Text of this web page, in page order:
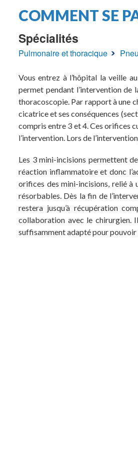
d'Ariane
COMMENT SE
Spécialités
Pulmonaire et thoracique
Vous entrez à l’hôpital la veille
permet pendant l’intervention de
thoracoscopie. Par rapport à une
cicatrice et ses conséquences
compris entre 3 et 4. Ces orifices
l’intervention. Lors de
Les 3 mini-incisions permettent
réaction inflammatoire et donc
orifices des mini-incisions, relié à
résorbables. Dès la fin de
restera jusqu’à récupération
collaboration avec le chirurgien.
suffisamment adapté pour pouvoir